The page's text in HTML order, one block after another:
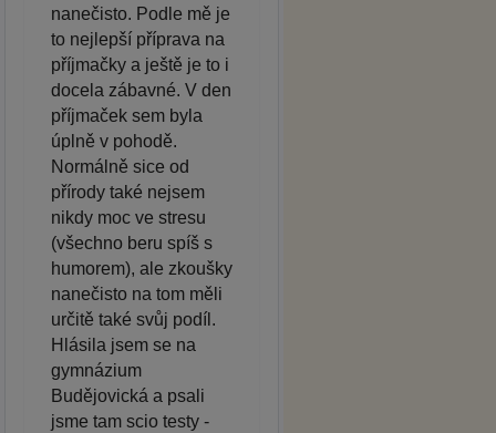
nanečisto. Podle mě je
to nejlepší příprava na
příjmačky a ještě je to i
docela zábavné. V den
příjmaček sem byla
úplně v pohodě.
Normálně sice od
přírody také nejsem
nikdy moc ve stresu
(všechno beru spíš s
humorem), ale zkoušky
nanečisto na tom měli
určitě také svůj podíl.
Hlásila jsem se na
gymnázium
Budějovická a psali
jsme tam scio testy -